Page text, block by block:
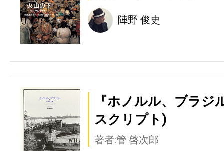
陣野 俊史
『ホノルル、ブラジ
スクリプト)
著者:管 啓次郎